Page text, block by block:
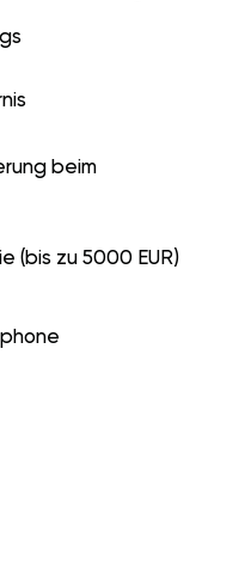
beim
(bis zu 5000 EUR)